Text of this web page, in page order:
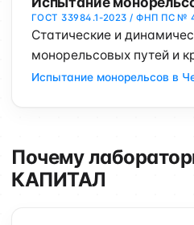
ГОСТ 33984.1-2023 / ФНП ПС №
Статические и
монорельсовых путей и
Испытание монорельсов в
Почему
КАПИТАЛ